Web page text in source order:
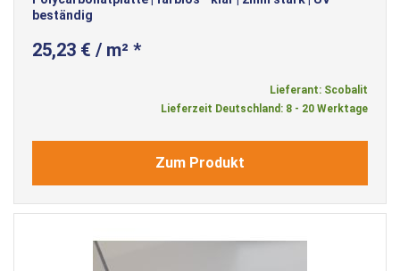
beständig
25,23 € / m² *
Lieferant: Scobalit
Lieferzeit Deutschland: 8 - 20 Werktage
Zum Produkt